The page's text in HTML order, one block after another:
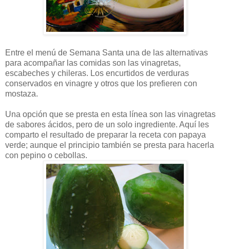
Entre el menú de Semana Santa una de las alternativas
para acompañar las comidas son las vinagretas,
escabeches y chileras. Los encurtidos de verduras
conservados en vinagre y otros que los prefieren con
mostaza.
Una opción que se presta en esta línea son las vinagretas
de sabores ácidos, pero de un solo ingrediente. Aquí les
comparto el resultado de preparar la receta con papaya
verde; aunque el principio también se presta para hacerla
con pepino o cebollas.